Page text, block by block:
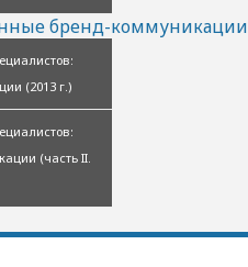
бренд-коммуникации
(2013 г.)
(часть II.